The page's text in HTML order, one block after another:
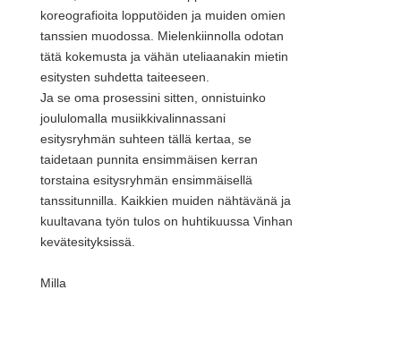
koreografioita lopputöiden ja muiden omien
tanssien muodossa. Mielenkiinnolla odotan
tätä kokemusta ja vähän uteliaanakin mietin
esitysten suhdetta taiteeseen.
Ja se oma prosessini sitten, onnistuinko
joululomalla musiikkivalinnassani
esitysryhmän suhteen tällä kertaa, se
taidetaan punnita ensimmäisen kerran
torstaina esitysryhmän ensimmäisellä
tanssitunnilla. Kaikkien muiden nähtävänä ja
kuultavana työn tulos on huhtikuussa Vinhan
kevätesityksissä.
Milla